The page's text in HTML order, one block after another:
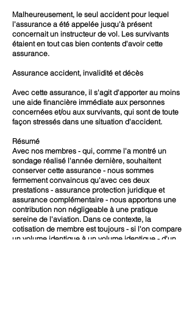
Malheureusement, le seul accident pour lequel
l'assurance a été appelée jusqu'à présent
concernait un instructeur de vol. Les survivants
étaient en tout cas bien contents d'avoir cette
assurance.
Assurance accident, invalidité et décès
Avec cette assurance, il s'agit d'apporter au moins
une aide financière immédiate aux personnes
concernées et/ou aux survivants, qui sont de toute
façon stressés dans une situation d'accident.
Résumé
Avec nos membres - qui, comme l'a montré un
sondage réalisé l'année dernière, souhaitent
conserver cette assurance - nous sommes
fermement convaincus qu'avec ces deux
prestations - assurance protection juridique et
assurance complémentaire - nous apportons une
contribution non négligeable à une pratique
sereine de l'aviation. Dans ce contexte, la
cotisation de membre est toujours - si l'on compare
un volume identique à un volume identique - d'un